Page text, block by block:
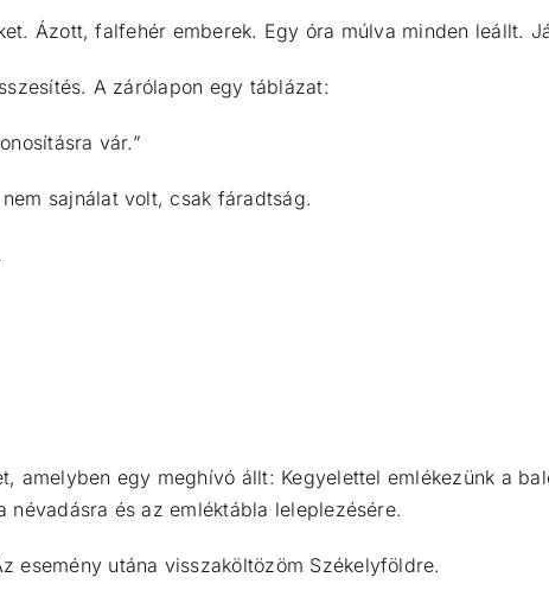
Ázott, falfehér emberek. Egy óra múlva minden leállt.
A zárólapon egy táblázat:
vár.”
sajnálat volt, csak fáradtság.
amelyben egy meghívó állt: Kegyelettel emlékezünk a
névadásra és az emléktábla leleplezésére.
esemény utána visszaköltözöm Székelyföldre.